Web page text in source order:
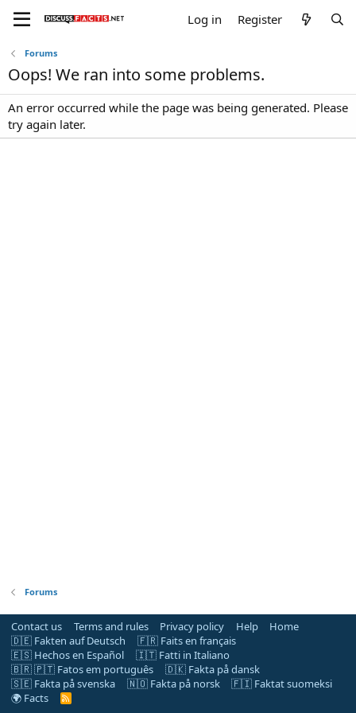
Log in Register
Forums
Oops! We ran into some problems.
An error occurred while the page was being generated. Please
try again later.
Forums
Contact us Terms and rules Privacy policy Help
Home
🇩🇪 Fakten auf Deutsch
🇫🇷 Faits en français
🇪🇸 Hechos en Español
🇮🇹 Fatti in Italiano
🇧🇷 🇵🇹 Fatos em português
🇩🇰 Fakta på dansk
🇸🇪 Fakta på svenska
🇳🇴 Fakta på norsk
🇫🇮 Faktat suomeksi
🌍 Facts
R